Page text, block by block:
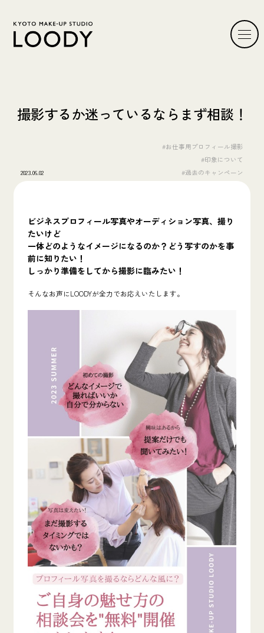
撮影するか迷っているならまず相談！
2023.06.02
#お仕事用プロフィール撮影
#印象について
#過去のキャンペーン
ビジネスプロフィール写真やオーディション写真、撮り
たいけど
一体どのようなイメージになるのか？ どう写すのかを事
前に知りたい！
しっかり準備をしてから撮影に臨みたい！
そんなお声にLOODYが全力でお応えいたします。